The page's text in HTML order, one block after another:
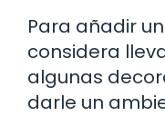
Para añadir
considera
algunas
darle un